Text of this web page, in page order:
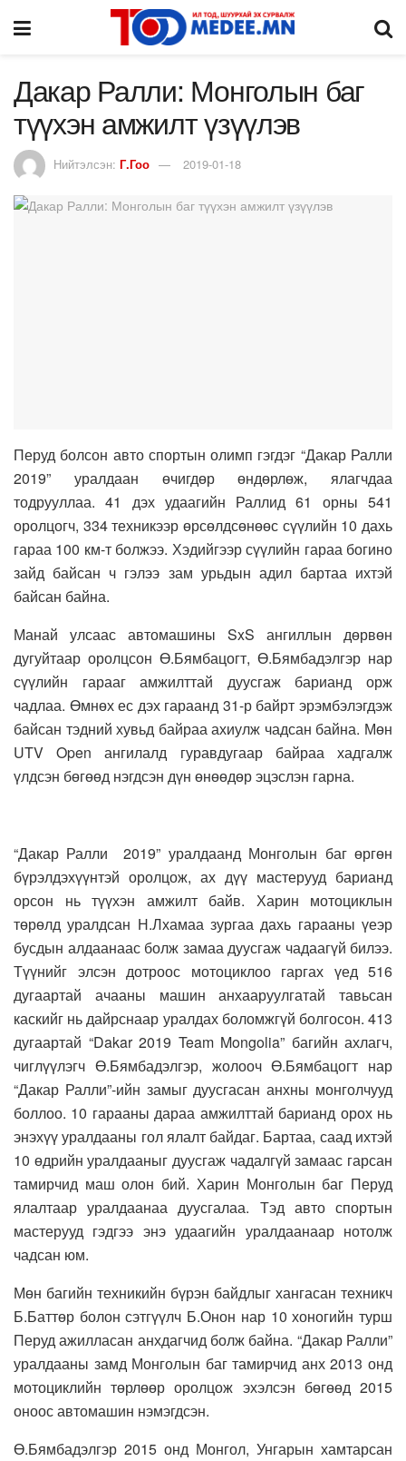
Дакар Ралли: Монголын баг
түүхэн амжилт үзүүлэв
Нийтэлсэн: Г.Гоо 2019-01-18
Перуд болсон авто спортын олимп гэгдэг “Дакар Ралли
2019” уралдаан өчигдөр өндөрлөж, ялагчдаа
тодрууллаа. 41 дэх удаагийн Раллид 61 орны 541
оролцогч, 334 техникээр өрсөлдсөнөөс сүүлийн 10 дахь
гараа 100 км-т болжээ. Хэдийгээр сүүлийн гараа богино
зайд байсан ч гэлээ зам урьдын адил бартаа ихтэй
байсан байна.
Манай улсаас автомашины SxS ангиллын дөрвөн
дугуйтаар оролцсон Ө.Бямбацогт, Ө.Бямбадэлгэр нар
сүүлийн гарааг амжилттай дуусгаж барианд орж
чадлаа. Өмнөх ес дэх гараанд 31-р байрт эрэмбэлэгдэж
байсан тэдний хувьд байраа ахиулж чадсан байна. Мөн
UTV Open ангилалд гуравдугаар байраа хадгалж
үлдсэн бөгөөд нэгдсэн дүн өнөөдөр эцэслэн гарна.
“Дакар Ралли 2019” уралдаанд Монголын баг өргөн
бүрэлдэхүүнтэй оролцож, ах дүү мастерууд барианд
орсон нь түүхэн амжилт байв. Харин мотоциклын
төрөлд уралдсан Н.Лхамаа зургаа дахь гарааны үеэр
бусдын алдаанаас болж замаа дуусгаж чадаагүй билээ.
Түүнийг элсэн дотроос мотоциклоо гаргах үед 516
дугаартай ачааны машин анхааруулгатай тавьсан
каскийг нь дайрснаар уралдах боломжгүй болгосон. 413
дугаартай “Dakar 2019 Team Mongolia” багийн ахлагч,
чиглүүлэгч Ө.Бямбадэлгэр, жолооч Ө.Бямбацогт нар
“Дакар Ралли”-ийн замыг дуусгасан анхны монголчууд
боллоо. 10 гарааны дараа амжилттай барианд орох нь
энэхүү уралдааны гол ялалт байдаг. Бартаа, саад ихтэй
10 өдрийн уралдааныг дуусгаж чадалгүй замаас гарсан
тамирчид маш олон бий. Харин Монголын баг Перуд
ялалтаар уралдаанаа дуусгалаа. Тэд авто спортын
мастерууд гэдгээ энэ удаагийн уралдаанаар нотолж
чадсан юм.
Мөн багийн техникийн бүрэн байдлыг хангасан техникч
Б.Баттөр болон сэтгүүлч Б.Онон нар 10 хоногийн турш
Перуд ажилласан анхдагчид болж байна. “Дакар Ралли”
уралдааны замд Монголын баг тамирчид анх 2013 онд
мотоциклийн төрлөөр оролцож эхэлсэн бөгөөд 2015
оноос автомашин нэмэгдсэн.
Ө.Бямбадэлгэр 2015 онд Монгол, Унгарын хамтарсан